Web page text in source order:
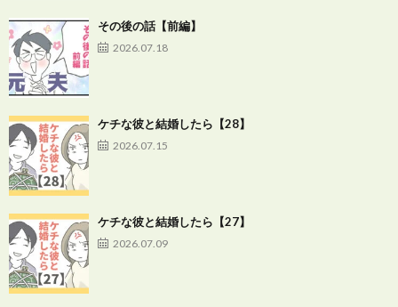
その後の話【前編】
2026.07.18
ケチな彼と結婚したら【28】
2026.07.15
ケチな彼と結婚したら【27】
2026.07.09